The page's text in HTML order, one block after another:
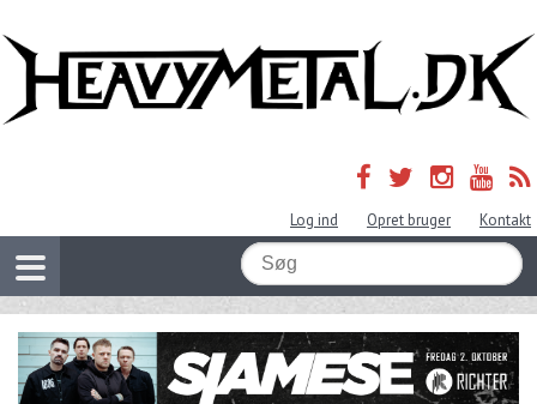
Log ind Opret bruger Kontakt